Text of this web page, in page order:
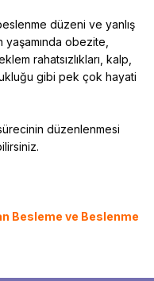
düzeni ve yanlış
obezite,
rahatsızlıkları, kalp,
gibi pek çok hayati
düzenlenmesi
Besleme ve Beslenme